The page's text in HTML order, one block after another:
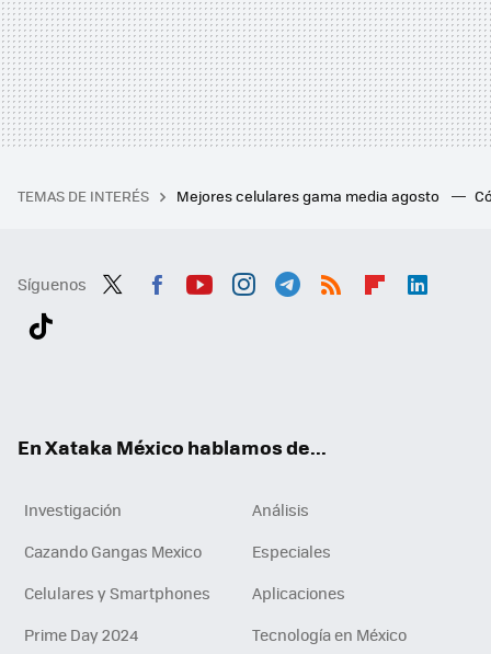
TEMAS DE INTERÉS Mejores celulares gama media agosto
Síguenos
En Xataka México hablamos de...
Investigación
Análisis
Cazando Gangas Mexico
Especiales
Celulares y Smartphones
Aplicaciones
Prime Day 2024
Tecnología en México